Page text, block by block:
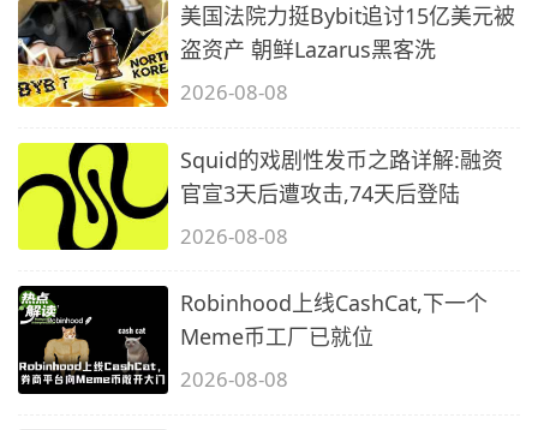
美国法院力挺Bybit追讨15亿美元被
盗资产 朝鲜Lazarus黑客洗
2026-08-08
Squid的戏剧性发币之路详解:融资
官宣3天后遭攻击,74天后登陆
2026-08-08
Robinhood上线CashCat,下一个
Meme币工厂已就位
2026-08-08